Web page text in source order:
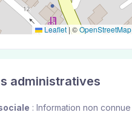
Leaflet|©OpenStreetMap
administratives
: Information non connue